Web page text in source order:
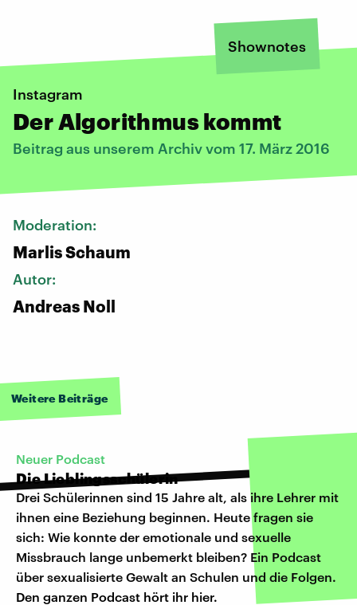
Shownotes
Instagram
Der Algorithmus kommt
Beitrag aus unserem Archiv vom 17. März 2016
Moderation:
Marlis Schaum
Autor:
Andreas Noll
Weitere Beiträge
Neuer Podcast
Die Lieblingsschülerin
Drei Schülerinnen sind 15 Jahre alt, als ihre Lehrer mit
ihnen eine Beziehung beginnen. Heute fragen sie
sich: Wie konnte der emotionale und sexuelle
Missbrauch lange unbemerkt bleiben? Ein Podcast
über sexualisierte Gewalt an Schulen und die Folgen.
Den ganzen Podcast hört ihr hier.